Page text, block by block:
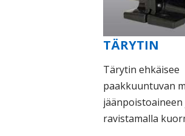
TÄRYTIN
Tärytin ehkäisee
paakkuuntuvan
ravistamalla